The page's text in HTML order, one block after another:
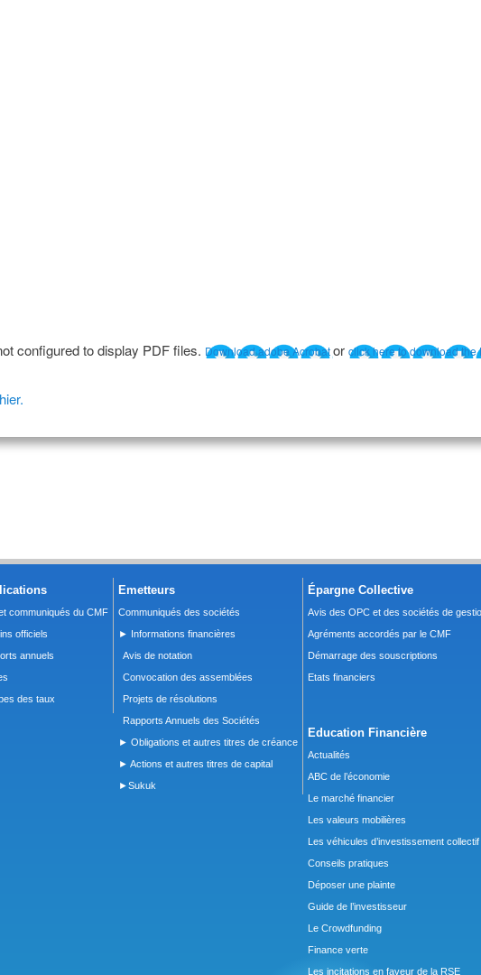
configured to display PDF files. Download adobe Acrobator click here to download the
communiqués du CMF
officiels
annuels
des taux
Emetteurs
Communiqués des sociétés
► Informations financières
Avis de notation
Convocation des assemblées
Projets de résolutions
Rapports Annuels des Sociétés
► Obligations et autres titres de créance
► Actions et autres titres de capital
►Sukuk
Épargne Collective
Avis des OPC et des sociétés de
Agréments accordés par le CMF
Démarrage des souscriptions
Etats financiers
Education Financière
Actualités
ABC de l’économie
Le marché financier
Les valeurs mobilières
Les véhicules d’investissement collectif
Conseils pratiques
Déposer une plainte
Guide de l’investisseur
Le Crowdfunding
Finance verte
Les incitations en faveur de la RSE